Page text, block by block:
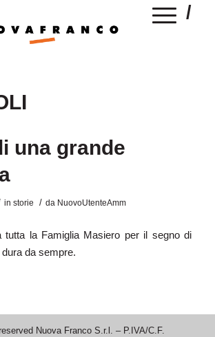
una grande
in storie / da NuovoUtenteAmm
tutta la Famiglia Masiero per il segno di
dura da sempre.
Nuova Franco S.r.l. – P.IVA/C.F.